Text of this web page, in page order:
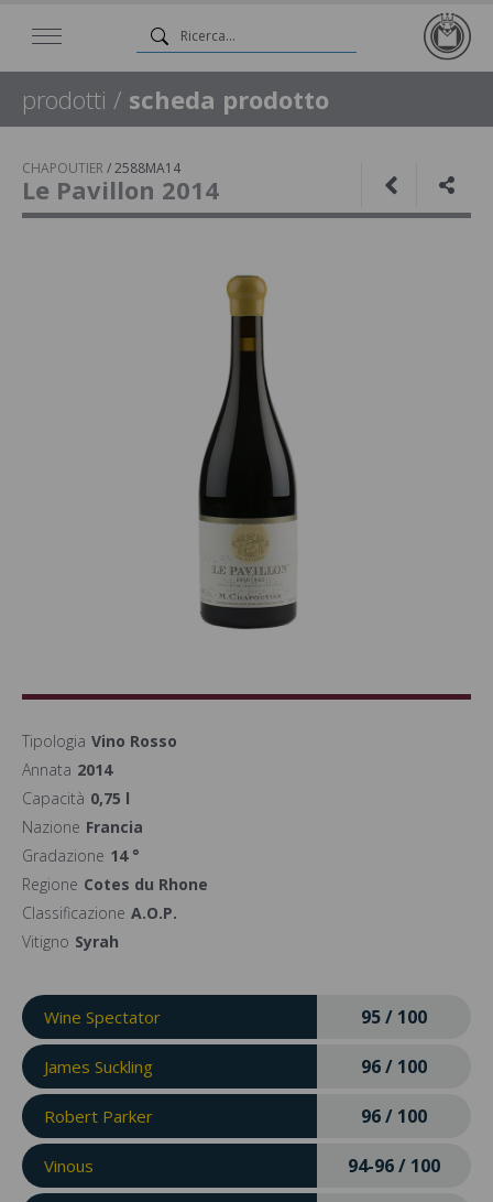
prodotti / scheda prodotto
CHAPOUTIER /2588MA14
Le Pavillon 2014
Tipologia Vino Rosso
Annata 2014
Capacità 0,75 l
Nazione Francia
Gradazione 14 °
Regione Cotes du Rhone
Classificazione A.O.P.
Vitigno Syrah
Wine Spectator 95 / 100
James Suckling 96 / 100
Robert Parker 96 / 100
Vinous 94-96 / 100